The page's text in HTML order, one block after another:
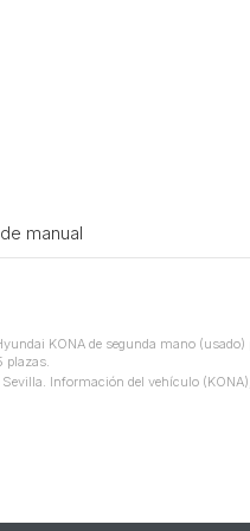
manual
KONA de segunda mano
plazas.
Información del vehículo